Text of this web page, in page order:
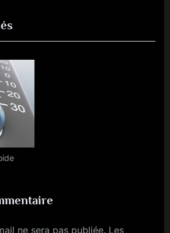
ne sera pas publiée. Les